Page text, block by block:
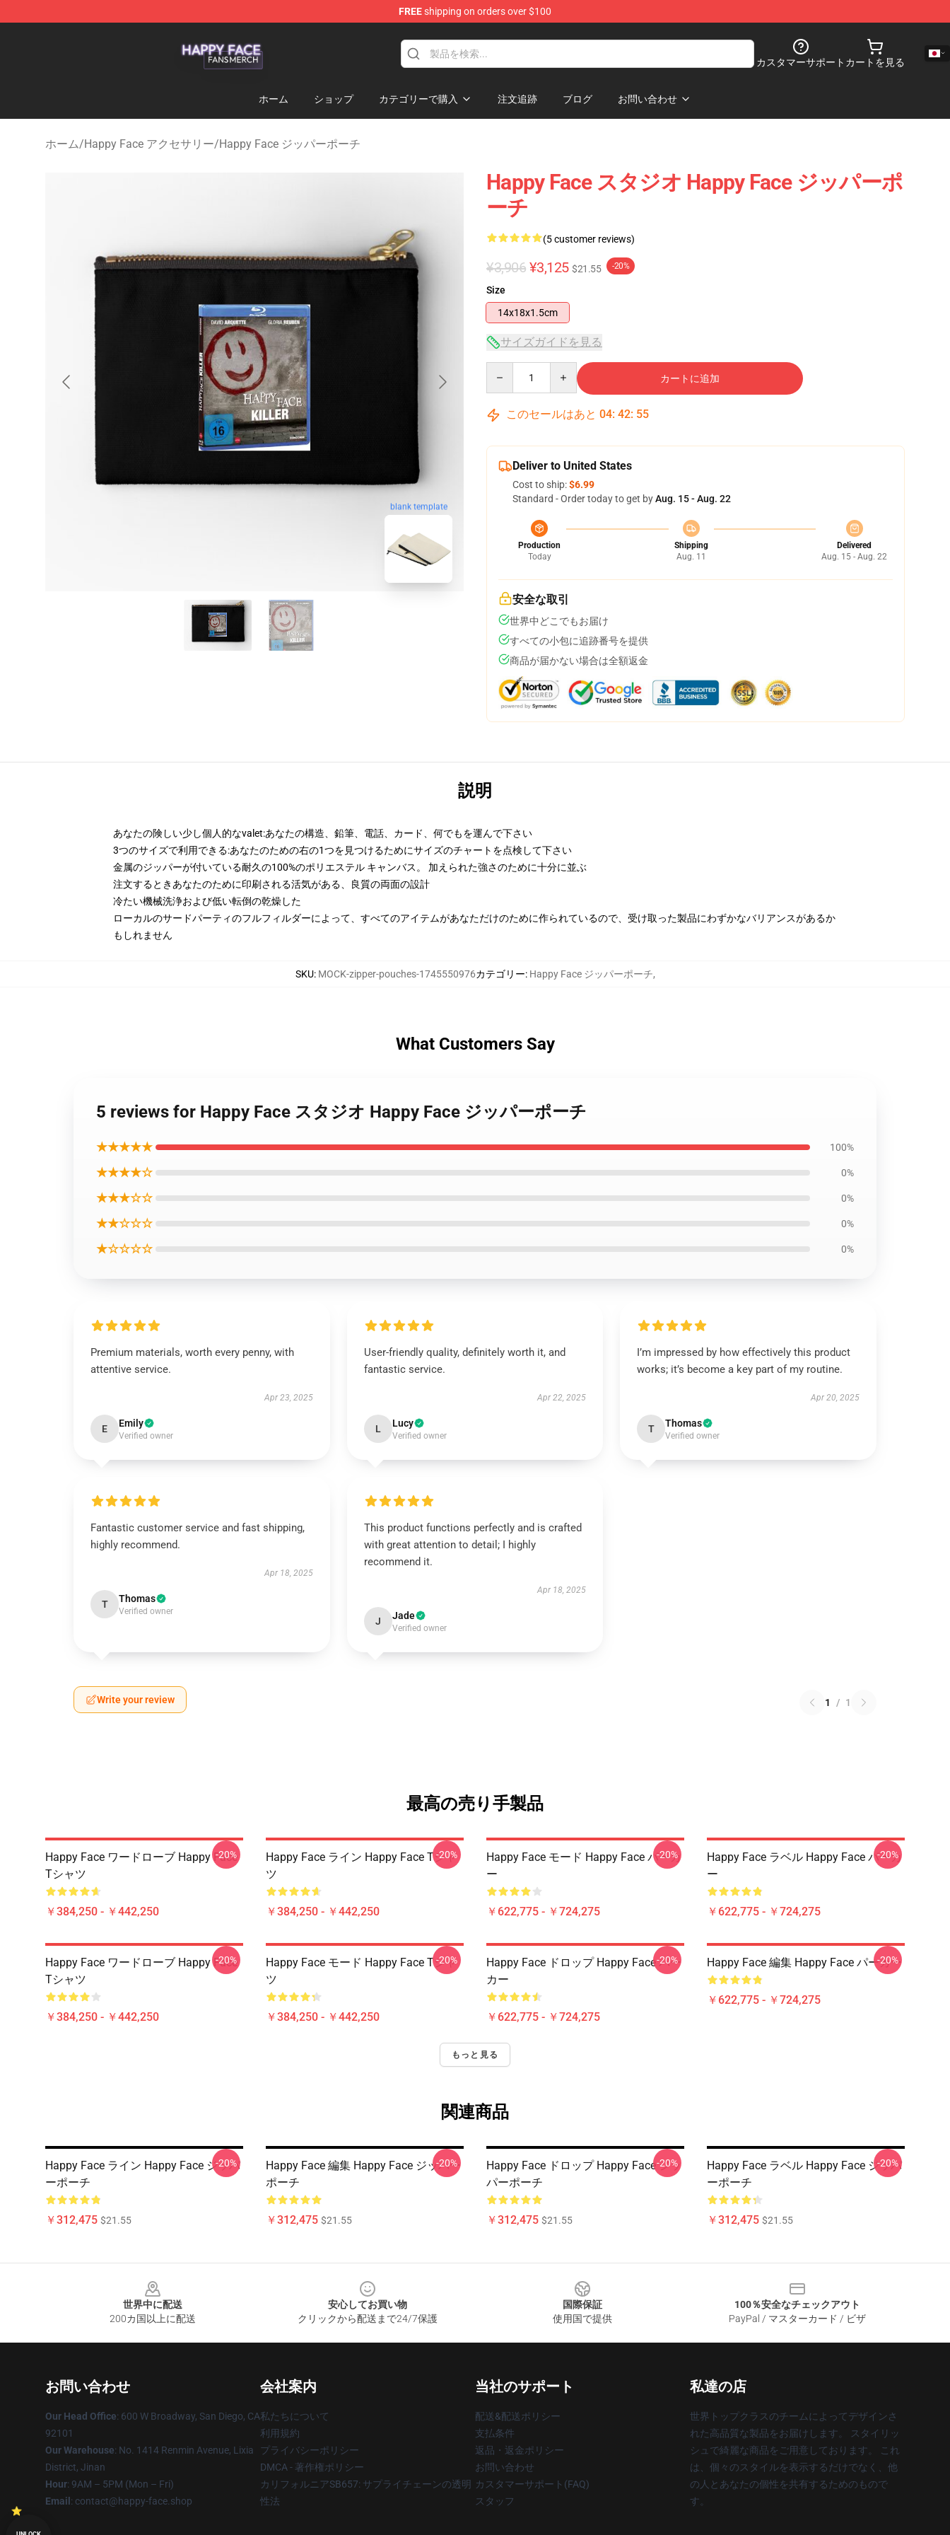
FREEshipping on orders over $100
カスタマーサポート カートを見る
ホーム ショップ カテゴリーで購入 注文追跡 ブログ お問い合わせ
ホーム/Happy Face アクセサリー/Happy Face ジッパーポーチ
blank template
Happy Face スタジオ Happy Face ジッパーポ
ーチ
(5 customer reviews)
¥3,906 ¥3,125 $21.55 -20%
Size
14x18x1.5cm
サイズガイドを見る
カートに追加
このセールはあと 04: 42: 54
Deliver to United States
Cost to ship:$6.99
Standard - Order today to get byAug. 15 - Aug. 22
Production
Today
Shipping
Aug. 11
Delivered
Aug. 15 - Aug. 22
安全な取引
世界中どこでもお届け
すべての小包に追跡番号を提供
商品が届かない場合は全額返金
説明
あなたの険しい少し個人的なvalet:あなたの構造、鉛筆、電話、カード、何でもを運んで下さい
3つのサイズで利用できる:あなたのための右の1つを見つけるためにサイズのチャートを点検して下さい
金属のジッパーが付いている耐久の100%のポリエステル キャンバス。 加えられた強さのために十分に並ぶ
注文するときあなたのために印刷される活気がある、良質の両面の設計
冷たい機械洗浄および低い転倒の乾燥した
ローカルのサードパーティのフルフィルダーによって、すべてのアイテムがあなただけのために作られているので、受け取った製品にわずかなバリアンスがあるか
もしれません
SKU: MOCK-zipper-pouches-1745550976カテゴリー: Happy Face ジッパーポーチ,
What Customers Say
5 reviews for Happy Face スタジオ Happy Face ジッパーポーチ
★★★★★ 100%
★★★★☆ 0%
★★★☆☆ 0%
★★☆☆☆ 0%
★☆☆☆☆ 0%
Premium materials, worth every penny, with
attentive service.
Apr 23, 2025
E Emily
Verified owner
User-friendly quality, definitely worth it, and
fantastic service.
Apr 22, 2025
L Lucy
Verified owner
I’m impressed by how effectively this product
works; it’s become a key part of my routine.
Apr 20, 2025
T Thomas
Verified owner
Fantastic customer service and fast shipping,
highly recommend.
Apr 18, 2025
T Thomas
Verified owner
This product functions perfectly and is crafted
with great attention to detail; I highly
recommend it.
Apr 18, 2025
J Jade
Verified owner
Write your review 1 / 1
最高の売り手製品
Happy Face ワードローブ Happy Face
Tシャツ
￥384,250 - ￥442,250
-20%
Happy Face ライン Happy Face Tシャ
ツ
￥384,250 - ￥442,250
-20%
Happy Face モード Happy Face パーカ
ー
￥622,775 - ￥724,275
-20%
Happy Face ラベル Happy Face パーカ
ー
￥622,775 - ￥724,275
-20%
Happy Face ワードローブ Happy Face
Tシャツ
￥384,250 - ￥442,250
-20%
Happy Face モード Happy Face Tシャ
ツ
￥384,250 - ￥442,250
-20%
Happy Face ドロップ Happy Face パー
カー
￥622,775 - ￥724,275
-20% Happy Face 編集 Happy Face パーカー
￥622,775 - ￥724,275
-20%
もっと見る
関連商品
Happy Face ライン Happy Face ジッパ
ーポーチ
￥312,475 $21.55
-20%
Happy Face 編集 Happy Face ジッパー
ポーチ
￥312,475 $21.55
-20%
Happy Face ドロップ Happy Face ジッ
パーポーチ
￥312,475 $21.55
-20%
Happy Face ラベル Happy Face ジッパ
ーポーチ
￥312,475 $21.55
-20%
世界中に配送
200カ国以上に配送
安心してお買い物
クリックから配送まで24/7保護
国際保証
使用国で提供
100％安全なチェックアウト
PayPal / マスターカード / ビザ
お問い合わせ
Our Head Office: 600 W Broadway, San Diego, CA
92101
Our Warehouse: No. 1414 Renmin Avenue, Lixia
District, Jinan
Hour: 9AM – 5PM (Mon – Fri)
Email : contact@happy-face.shop
会社案内
私たちについて
利用規約
プライバシーポリシー
DMCA - 著作権ポリシー
カリフォルニアSB657: サプライチェーンの透明
性法
当社のサポート
配送&配送ポリシー
支払条件
返品・返金ポリシー
お問い合わせ
カスタマーサポート(FAQ)
スタッフ
私達の店
世界トップクラスのチームによってデザインさ
れた高品質な製品をお届けします。 スタイリッ
シュで綺麗な商品をご用意しております。 これ
は、個々のスタイルを表示するだけでなく、他
の人とあなたの個性を共有するためのもので
す。